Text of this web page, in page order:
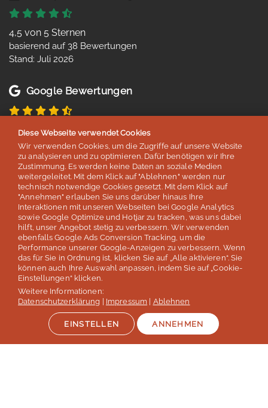
4,5 von 5 Sternen
basierend auf 38 Bewertungen
Stand: Juli 2026
Google Bewertungen
4,8 von 5 Sternen
basierend auf 254 Bewertungen
Stand: Juli 2026
Top 5
der deutschen Sprachreisenveranstalter
laut Studie „Berufliche Weiterbildung 2026” des SZ Instituts
derSüddeutschen Zeitung
Mehr erfahren
Auszeichnungen & Mitgliedschaften
Diese Webseite verwendet Cookies
Wir verwenden Cookies, um die Zugriffe auf unsere Website
zu analysieren und zu optimieren. Dafür benötigen wir Ihre
Zustimmung. Es werden keine Daten an soziale Medien
weitergeleitet. Mit dem Klick auf "Ablehnen" werden nur
technisch notwendige Cookies gesetzt. Mit dem Klick auf
"Annehmen" erlauben Sie uns darüber hinaus Ihre
Interaktionen mit unseren Webseiten bei Google Analytics
sowie Google Optimize und Hotjar zu tracken, was uns dabei
hilft, unser Angebot stetig zu verbessern. Wir verwenden
ebenfalls Google Ads Conversion Tracking, um die
Performance unserer Google-Anzeigen zu verbessern. Wenn
das für Sie in Ordnung ist, klicken Sie auf „Alle aktivieren“. Sie
können auch Ihre Auswahl anpassen, indem Sie auf „Cookie-
Einstellungen“ klicken.
Weitere Informationen:
Datenschutzerklärung
Impressum Ablehnen
EINSTELLEN ANNEHMEN